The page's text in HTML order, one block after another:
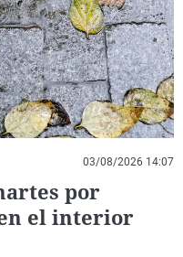
La rosa de los vientos
Gente viajera
Como el perro y el
Caso
Retornados
Equipo de
Operación Viuda
Extremadura
Galicia
La Rioja
Navarra
País Vasco
Virales
Televisión
Elecciones
03/08/2026 14:07
por
el interior